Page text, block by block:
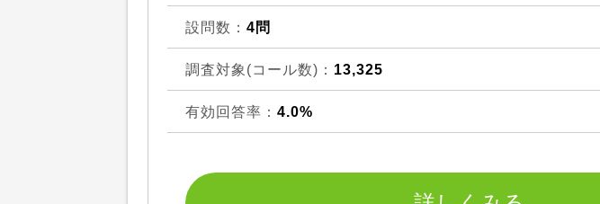
設問数： 4問
調査対象(コール数)： 13,325
有効回答率： 4.0%